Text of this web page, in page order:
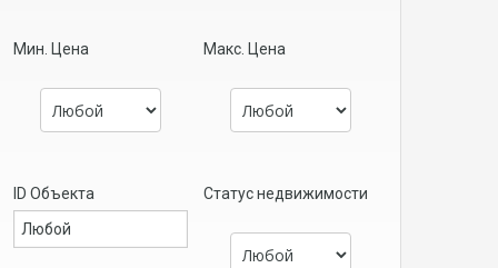
Мин. Цена Макс. Цена
ID Объекта Статус недвижимости